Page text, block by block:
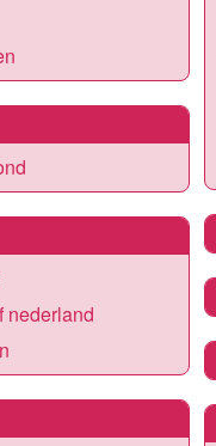
nederland